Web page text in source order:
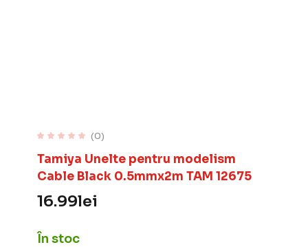
(0)
Tamiya Unelte pentru modelism
Cable Black 0.5mmx2m TAM 12675
16.99lei
În stoc